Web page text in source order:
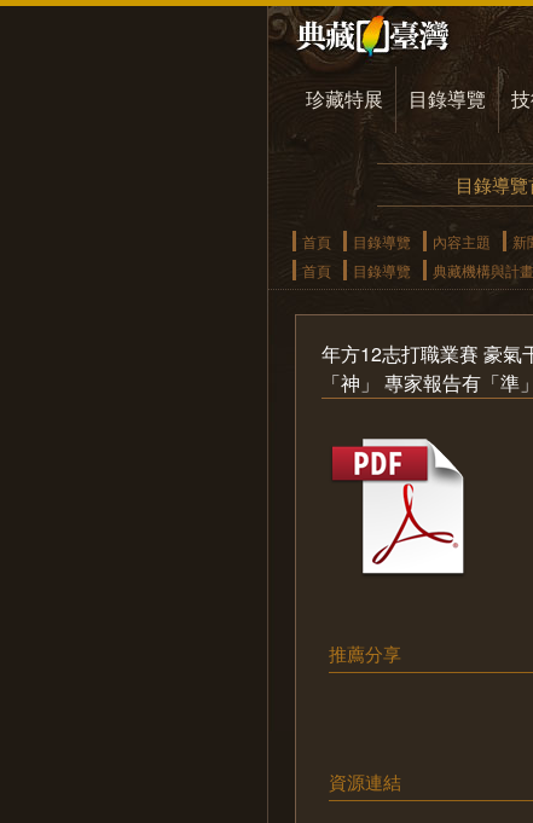
珍藏特展 目錄導覽
目錄導
首頁 目錄導覽 內容主題 新
首頁
目錄導覽 典藏機構與計畫
年方12志打職業賽 豪氣
「神」 專家報告有「準」
推薦分享
資源連結